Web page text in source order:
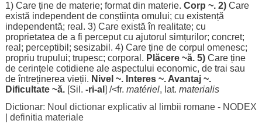
1) Care ține de materie; formatdin materie. Corp ~. 2)Care
există independentde conștiința omului; cu existență
independentă; real . 3) Care există în realitate; cu
proprietatea de a fi perceputcu ajutorul simțurilor; concret;
real ; perceptibil ; sesizabil . 4) Care ține de corpul omenesc;
propriu trupului; trupesc; corporal . Plăcere~ă. 5)Care ține
de cerințele cotidiene ale aspectului economic, de trai sau
de întreținerea vieții. Nivel ~. Interes~. Avantaj~.
Dificultate~ă. [Sil. -ri-al ] /<fr. matériel, lat. materialis
Dictionar: Noul dictionar explicativ al limbii romane - NODEX
definitia materiale